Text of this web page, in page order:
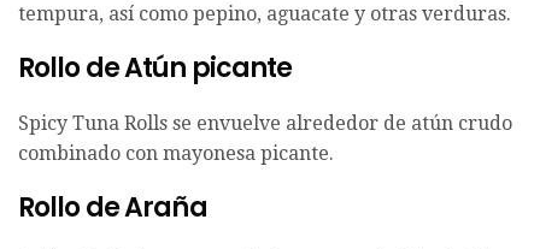
tempura, así como pepino, aguacate y otras verduras.
Rollo de Atún picante
Spicy Tuna Rolls se envuelve alrededor de atún crudo
combinado con mayonesa picante.
Rollo de Araña